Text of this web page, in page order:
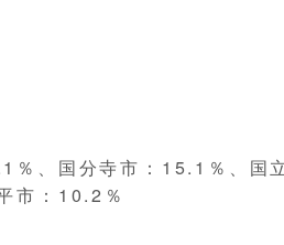
、国分寺市：15.1％、国
市：10.2％